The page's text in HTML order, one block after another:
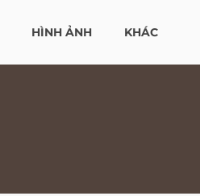
HÌNH ẢNH KHÁC